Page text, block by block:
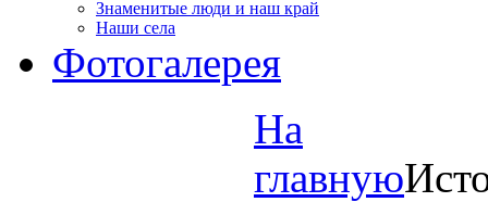
Знаменитые люди и наш край
Наши села
Фотогалерея
На
главную